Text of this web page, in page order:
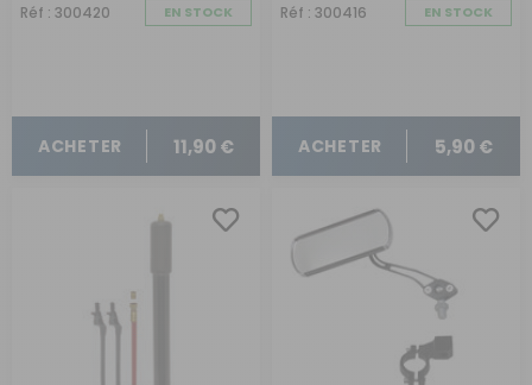
Réf : 300420 EN STOCK
ACHETER 11,90 €
Réf : 300416 EN STOCK
ACHETER 5,90 €